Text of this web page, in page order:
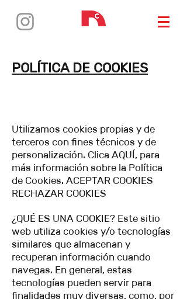
POLÍTICA DE COOKIES
Utilizamos cookies propias y de
terceros con fines técnicos y de
personalización. Clica AQUÍ, para
más información sobre la Política
de Cookies. ACEPTAR COOKIES
RECHAZAR COOKIES
¿QUÉ ES UNA COOKIE? Este sitio
web utiliza cookies y/o tecnologías
similares que almacenan y
recuperan información cuando
navegas. En general, estas
tecnologías pueden servir para
finalidades muy diversas, como, por